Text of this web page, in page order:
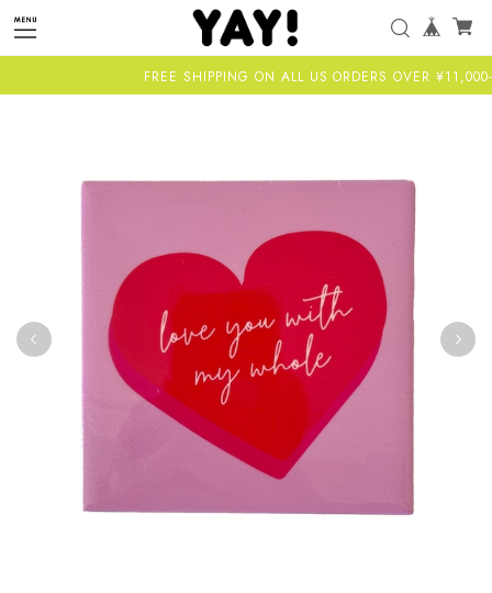
FREE SHIPPING ON ALL US ORDERS OVER ¥11,000-